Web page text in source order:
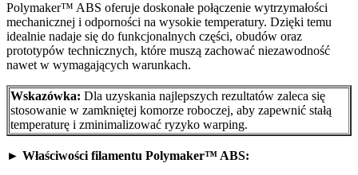
Polymaker™ ABS oferuje doskonałe połączenie wytrzymałości
mechanicznej i odporności na wysokie temperatury. Dzięki temu
idealnie nadaje się do funkcjonalnych części, obudów oraz
prototypów technicznych, które muszą zachować niezawodność
nawet w wymagających warunkach.
Wskazówka: Dla uzyskania najlepszych rezultatów zaleca się
stosowanie w zamkniętej komorze roboczej, aby zapewnić stałą
temperaturę i zminimalizować ryzyko warping.
► Właściwości filamentu Polymaker™ ABS: